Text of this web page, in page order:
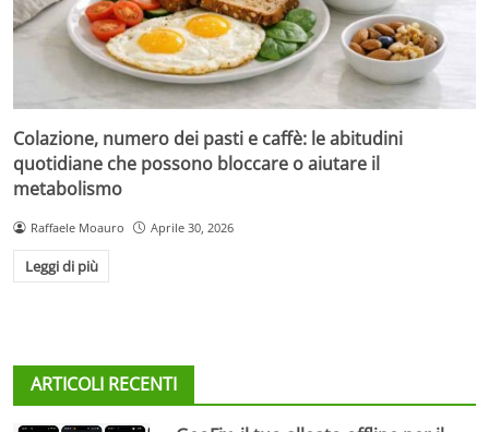
Colazione, numero dei pasti e caffè: le abitudini
quotidiane che possono bloccare o aiutare il
metabolismo
Raffaele Moauro Aprile 30, 2026
Leggi di più
ARTICOLI RECENTI